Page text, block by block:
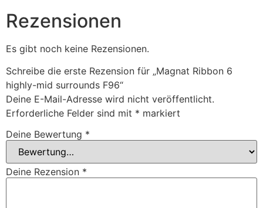
Rezensionen
Es gibt noch keine Rezensionen.
Schreibe die erste Rezension für „Magnat Ribbon 6
highly-mid surrounds F96“
Deine E-Mail-Adresse wird nicht veröffentlicht.
Erforderliche Felder sind mit * markiert
Deine Bewertung *
Deine Rezension *